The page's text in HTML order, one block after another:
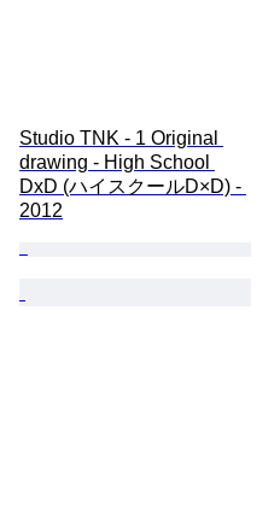
Studio TNK - 1 Original
drawing - High School
DxD (ハイスクールD×D) -
2012